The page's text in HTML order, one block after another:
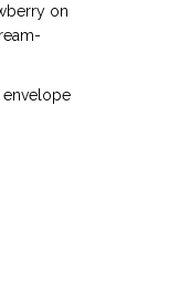
on
envelope